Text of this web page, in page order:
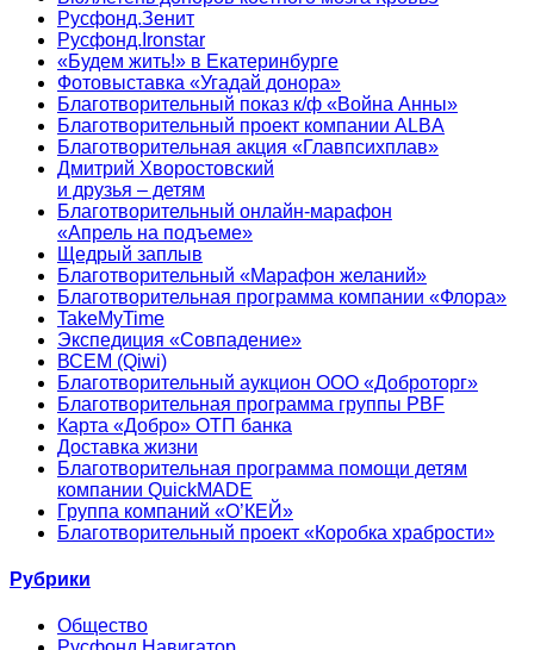
Русфонд.Зенит
Русфонд.Ironstar
«Будем жить!» в Екатеринбурге
Фотовыставка «Угадай донора»
Благотворительный показ к/ф «Война Анны»
Благотворительный проект компании ALBA
Благотворительная акция «Главпсихплав»
Дмитрий Хворостовский
и друзья – детям
Благотворительный онлайн‑марафон
«Апрель на подъеме»
Щедрый заплыв
Благотворительный «Марафон желаний»
Благотворительная программа компании «Флора»
TakeMyTime
Экспедиция «Совпадение»
ВСЕМ (Qiwi)
Благотворительный аукцион ООО «Доброторг»
Благотворительная программа группы PBF
Карта «Добро» ОТП банка
Доставка жизни
Благотворительная программа помощи детям
компании QuickMADE
Группа компаний «О’КЕЙ»
Благотворительный проект «Коробка храбрости»
Рубрики
Общество